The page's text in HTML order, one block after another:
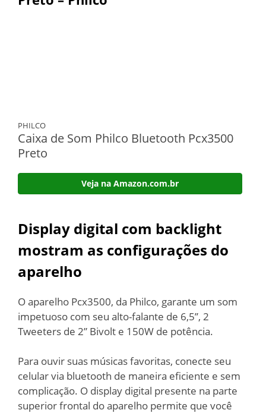
PHILCO
Caixa de Som Philco Bluetooth Pcx3500
Preto
Veja na Amazon.com.br
Display digital com backlight
mostram as configurações do
aparelho
O aparelho Pcx3500, da Philco, garante um som
impetuoso com seu alto-falante de 6,5’’, 2
Tweeters de 2” Bivolt e 150W de potência.
Para ouvir suas músicas favoritas, conecte seu
celular via bluetooth de maneira eficiente e sem
complicação. O display digital presente na parte
superior frontal do aparelho permite que você